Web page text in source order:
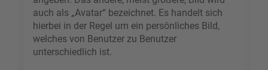
auch als „Avatar“ bezeichnet. Es handelt sich
hierbei in der Regel um ein persönliches Bild,
welches von Benutzer zu Benutzer
unterschiedlich ist.